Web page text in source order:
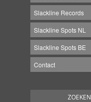
Slackline Records
Slackline Spots NL
Slackline Spots BE
Contact
ZOEKEN